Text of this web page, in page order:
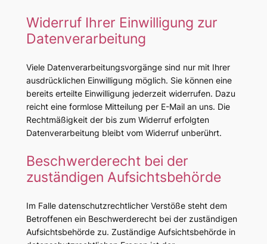
Widerruf Ihrer Einwilligung zur
Datenverarbeitung
Viele Datenverarbeitungsvorgänge sind nur mit Ihrer
ausdrücklichen Einwilligung möglich. Sie können eine
bereits erteilte Einwilligung jederzeit widerrufen. Dazu
reicht eine formlose Mitteilung per E-Mail an uns. Die
Rechtmäßigkeit der bis zum Widerruf erfolgten
Datenverarbeitung bleibt vom Widerruf unberührt.
Beschwerderecht bei der
zuständigen Aufsichtsbehörde
Im Falle datenschutzrechtlicher Verstöße steht dem
Betroffenen ein Beschwerderecht bei der zuständigen
Aufsichtsbehörde zu. Zuständige Aufsichtsbehörde in